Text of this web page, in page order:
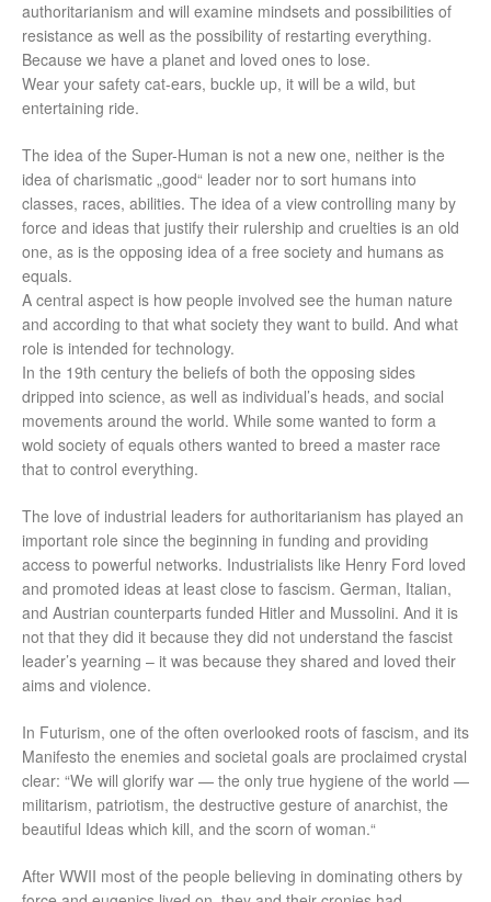
authoritarianism and will examine mindsets and possibilities of
resistance as well as the possibility of restarting everything.
Because we have a planet and loved ones to lose.
Wear your safety cat-ears, buckle up, it will be a wild, but
entertaining ride.
The idea of the Super-Human is not a new one, neither is the
idea of charismatic „good“ leader nor to sort humans into
classes, races, abilities. The idea of a view controlling many by
force and ideas that justify their rulership and cruelties is an old
one, as is the opposing idea of a free society and humans as
equals.
A central aspect is how people involved see the human nature
and according to that what society they want to build. And what
role is intended for technology.
In the 19th century the beliefs of both the opposing sides
dripped into science, as well as individual’s heads, and social
movements around the world. While some wanted to form a
wold society of equals others wanted to breed a master race
that to control everything.
The love of industrial leaders for authoritarianism has played an
important role since the beginning in funding and providing
access to powerful networks. Industrialists like Henry Ford loved
and promoted ideas at least close to fascism. German, Italian,
and Austrian counterparts funded Hitler and Mussolini. And it is
not that they did it because they did not understand the fascist
leader’s yearning – it was because they shared and loved their
aims and violence.
In Futurism, one of the often overlooked roots of fascism, and its
Manifesto the enemies and societal goals are proclaimed crystal
clear: “We will glorify war — the only true hygiene of the world —
militarism, patriotism, the destructive gesture of anarchist, the
beautiful Ideas which kill, and the scorn of woman.“
After WWII most of the people believing in dominating others by